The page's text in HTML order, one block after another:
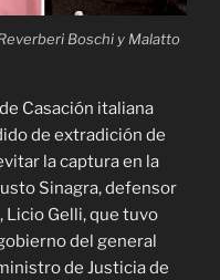
Boschi y Malatto
Casación italiana
de extradición de
la captura en la
Sinagra, defensor
Licio Gelli, que tuvo
del general
de Justicia de